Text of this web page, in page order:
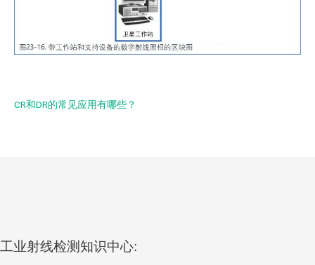
工业射线检测知识中心:
CR和DR的常见应用有哪些？